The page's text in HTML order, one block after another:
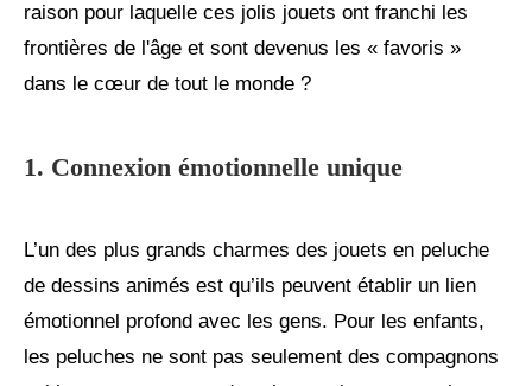
raison pour laquelle ces jolis jouets ont franchi les
frontières de l'âge et sont devenus les « favoris »
dans le cœur de tout le monde ?
1. Connexion émotionnelle unique
L’un des plus grands charmes des jouets en peluche
de dessins animés est qu’ils peuvent établir un lien
émotionnel profond avec les gens. Pour les enfants,
les peluches ne sont pas seulement des compagnons